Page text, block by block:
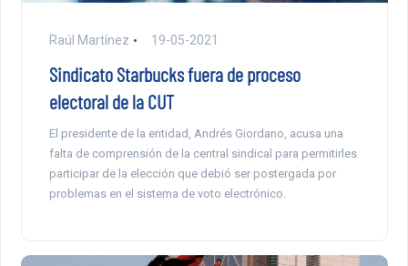
Raúl Martínez 19-05-2021
Sindicato Starbucks fuera de proceso
electoral de la CUT
El presidente de la entidad, Andrés Giordano, acusa una
falta de comprensión de la central sindical para permitirles
participar de la elección que debió ser postergada por
problemas en el sistema de voto electrónico.